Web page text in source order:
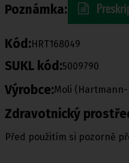
Poznámka:
Kód:HRT168049
SUKL kód:5009790
Výrobce:Moli (Hartmann-
Zdravotnický
Před použitím si pozorně